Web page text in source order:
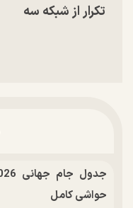
تکرار از شبکه سه
حواشی کامل